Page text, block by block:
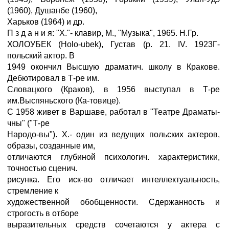
(1960), Душанбе (1960),
Харьков (1964) и др.
П з д а н и я: "X."- клавир, М., "Музыка", 1965. Н.Гр.
ХОЛОУБЕК (Holo-ubek), Густав (р. 21. IV. 1923Г-
польский актор. В
1949 окончил Высшую драматич. школу в Кракове.
Дебютировал в Т-ре им.
Словацкого (Краков), в 1956 выступал в Т-ре
им.Выспяньского (Ка-товице).
С 1958 живет в Варшаве, работал в "Театре Драматы-
чны" ("Т-ре
Народо-вы"). X.- один из ведущих польских актеров,
образы, созданные им,
отличаются глубиной психологич. характеристики,
точностью сценич.
рисунка. Его иск-во отличает интеллектуальность,
стремление к
художественной обобщенности. Сдержанность и
строгость в отборе
выразительных средств сочетаются у актера с